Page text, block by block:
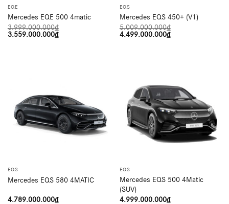
EQE
Mercedes EQE 500 4matic
3.999.000.000₫
Giá
3.559.000.000₫Giá
EQS
Mercedes EQS 450+ (V1)
5.009.000.000₫
Giá
4.499.000.000₫Giá
EQS
Mercedes EQS 580 4MATIC
4.789.000.000₫
EQS
Mercedes EQS 500 4Matic
(SUV)
4.999.000.000₫